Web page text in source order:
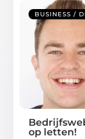
BUSINESS /
op letten!